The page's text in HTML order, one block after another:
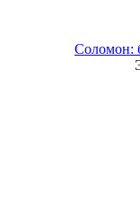
Соломон: